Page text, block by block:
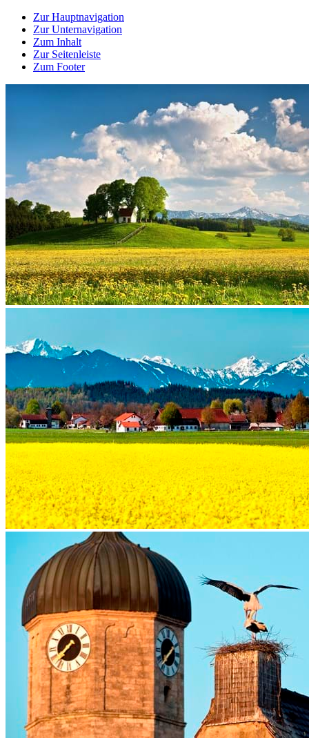
Zur Hauptnavigation
Zur Unternavigation
Zum Inhalt
Zur Seitenleiste
Zum Footer